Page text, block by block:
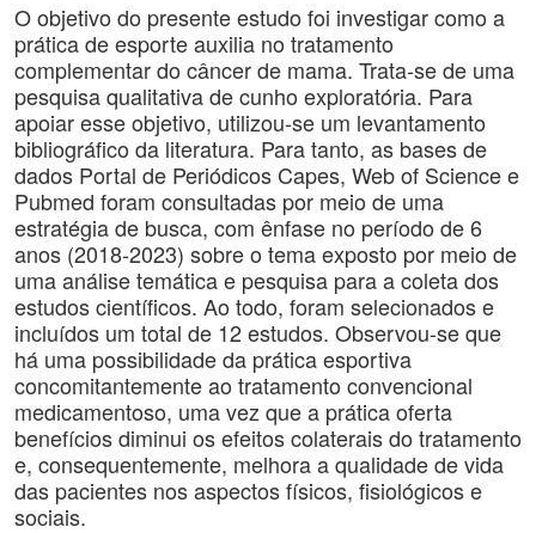
O objetivo do presente estudo foi investigar como a
prática de esporte auxilia no tratamento
complementar do câncer de mama. Trata-se de uma
pesquisa qualitativa de cunho exploratória. Para
apoiar esse objetivo, utilizou-se um levantamento
bibliográfico da literatura. Para tanto, as bases de
dados Portal de Periódicos Capes, Web of Science e
Pubmed foram consultadas por meio de uma
estratégia de busca, com ênfase no período de 6
anos (2018-2023) sobre o tema exposto por meio de
uma análise temática e pesquisa para a coleta dos
estudos científicos. Ao todo, foram selecionados e
incluídos um total de 12 estudos. Observou-se que
há uma possibilidade da prática esportiva
concomitantemente ao tratamento convencional
medicamentoso, uma vez que a prática oferta
benefícios diminui os efeitos colaterais do tratamento
e, consequentemente, melhora a qualidade de vida
das pacientes nos aspectos físicos, fisiológicos e
sociais.